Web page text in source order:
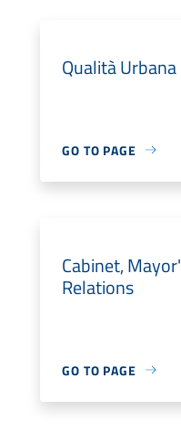
Qualità
GO TO PAGE
Cabinet,
Relations
GO TO PAGE